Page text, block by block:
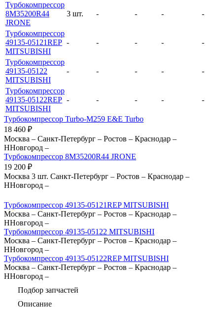
Турбокомпрессор
8M35200R44
JRONE
3 шт. - - - -
Турбокомпрессор
49135-05121REP
MITSUBISHI
- - - - -
Турбокомпрессор
49135-05122
MITSUBISHI
- - - - -
Турбокомпрессор
49135-05122REP
MITSUBISHI
- - - - -
Турбокомпрессор Turbo-M259 E&E Turbo
18 460 ₽
Москва – Санкт-Петербург – Ростов – Краснодар –
ННовгород –
Турбокомпрессор 8M35200R44 JRONE
19 200 ₽
Москва 3 шт. Санкт-Петербург – Ростов – Краснодар –
ННовгород –
Турбокомпрессор 49135-05121REP MITSUBISHI
Москва – Санкт-Петербург – Ростов – Краснодар –
ННовгород –
Турбокомпрессор 49135-05122 MITSUBISHI
Москва – Санкт-Петербург – Ростов – Краснодар –
ННовгород –
Турбокомпрессор 49135-05122REP MITSUBISHI
Москва – Санкт-Петербург – Ростов – Краснодар –
ННовгород –
Подбор запчастей
Описание